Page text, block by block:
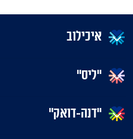
איכילוב
"ליס"
"דנה-דואק"